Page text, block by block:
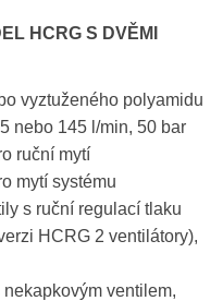
HCRG S DVĚMI
vyztuženého polyamidu
nebo 145 l/min, 50 bar
ruční mytí
mytí systému
s ruční regulací tlaku
HCRG 2 ventilátory),
ventilem,